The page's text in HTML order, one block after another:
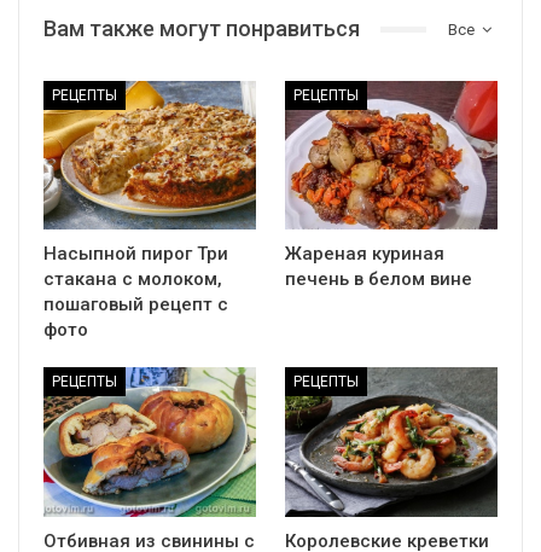
Все
Вам также могут понравиться
РЕЦЕПТЫ
Насыпной пирог Три
стакана с молоком,
пошаговый рецепт с
фото
РЕЦЕПТЫ
Жареная куриная
печень в белом вине
РЕЦЕПТЫ
Отбивная из свинины с
РЕЦЕПТЫ
Королевские креветки